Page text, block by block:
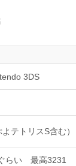
3DS
テトリスS含む）
らい 最高3231